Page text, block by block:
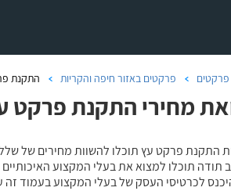
פרקטים פרקטים באזור חיפה והקריות התקנת
מחירי התקנת פרקט
התקנת פרקט עץ תוכלו להשוות מחירים של
תודה תוכלו למצוא את בעלי המקצוע האיכותיים
לכרטיסי העסק של בעלי המקצוע בעמוד